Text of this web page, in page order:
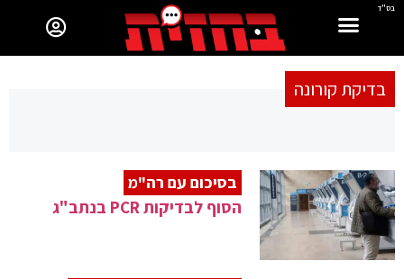
בס"ד
בדיקת קורונה
בסיכום עם רה"מ
הסוף לבדיקות PCR בנתב"ג